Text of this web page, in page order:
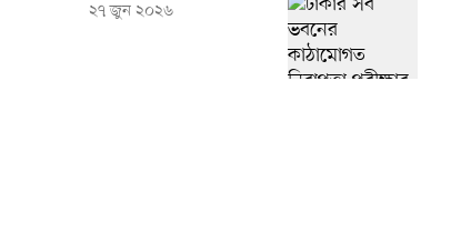
২৭ জুন ২০২৬